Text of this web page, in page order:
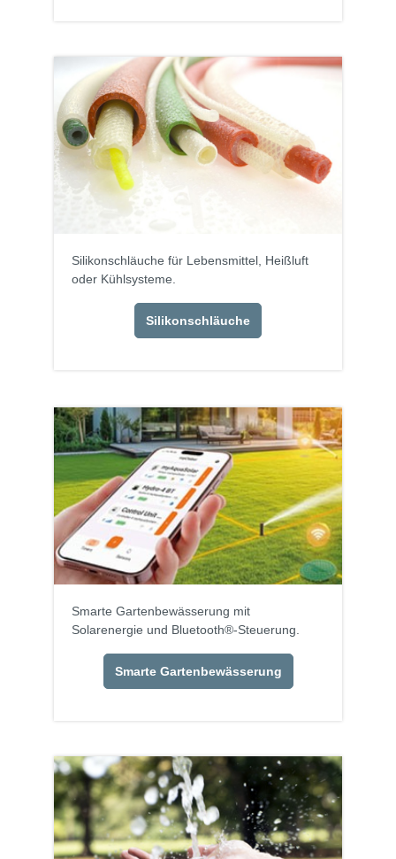
Silikonschläuche für Lebensmittel, Heißluft
oder Kühlsysteme.
Silikonschläuche
Smarte Gartenbewässerung mit
Solarenergie und Bluetooth®-Steuerung.
Smarte Gartenbewässerung